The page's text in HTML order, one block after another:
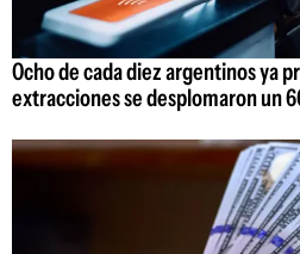
Ocho de cada diez argentinos ya
extracciones se desplomaron un